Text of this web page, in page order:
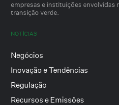
empresas e instituições envolvidas
transição verde.
NOTÍCIAS
Negócios
Inovação e Tendências
Regulação
Recursos e Emissões